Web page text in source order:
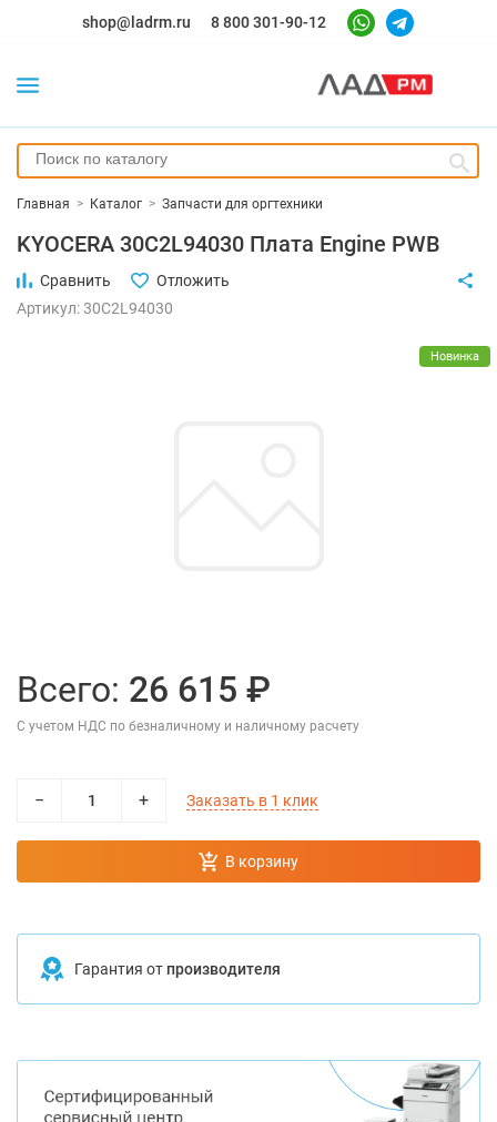
shop@ladrm.ru 8 800 301-90-12
Главная > Каталог > Запчасти для оргтехники
KYOCERA 30C2L94030 Плата Engine PWB
Сравнить
Отложить
Артикул: 30C2L94030
Новинка
Всего: 26 615 ₽
С учетом НДС по безналичному и наличному расчету
− + Заказать в 1 клик
В корзину
Гарантия от производителя